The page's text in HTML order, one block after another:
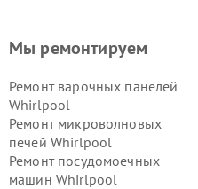
Мы ремонтируем
Ремонт варочных панелей
Whirlpool
Ремонт микроволновых
печей Whirlpool
Ремонт посудомоечных
машин Whirlpool